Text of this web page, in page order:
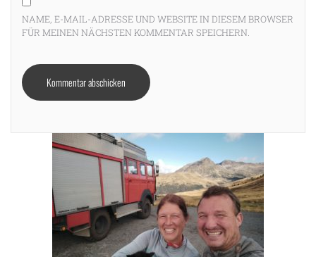
NAME, E-MAIL-ADRESSE UND WEBSITE IN DIESEM BROWSER
FÜR MEINEN NÄCHSTEN KOMMENTAR SPEICHERN.